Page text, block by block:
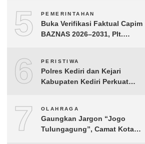
5 PEMERINTAHAN
Buka Verifikasi Faktual Capim
BAZNAS 2026–2031, Plt.
Transparansi
6 PERISTIWA
Polres Kediri dan Kejari
Kabupaten Kediri Perkuat
7 OLAHRAGA
Gaungkan Jargon “Jogo
Tulungagung”, Camat Kota